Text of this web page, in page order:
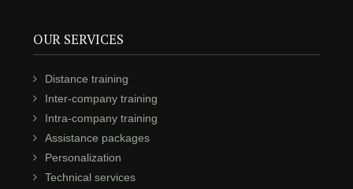
OUR SERVICES
Distance training
Inter-company training
Intra-company training
Assistance packages
Personalization
Technical services